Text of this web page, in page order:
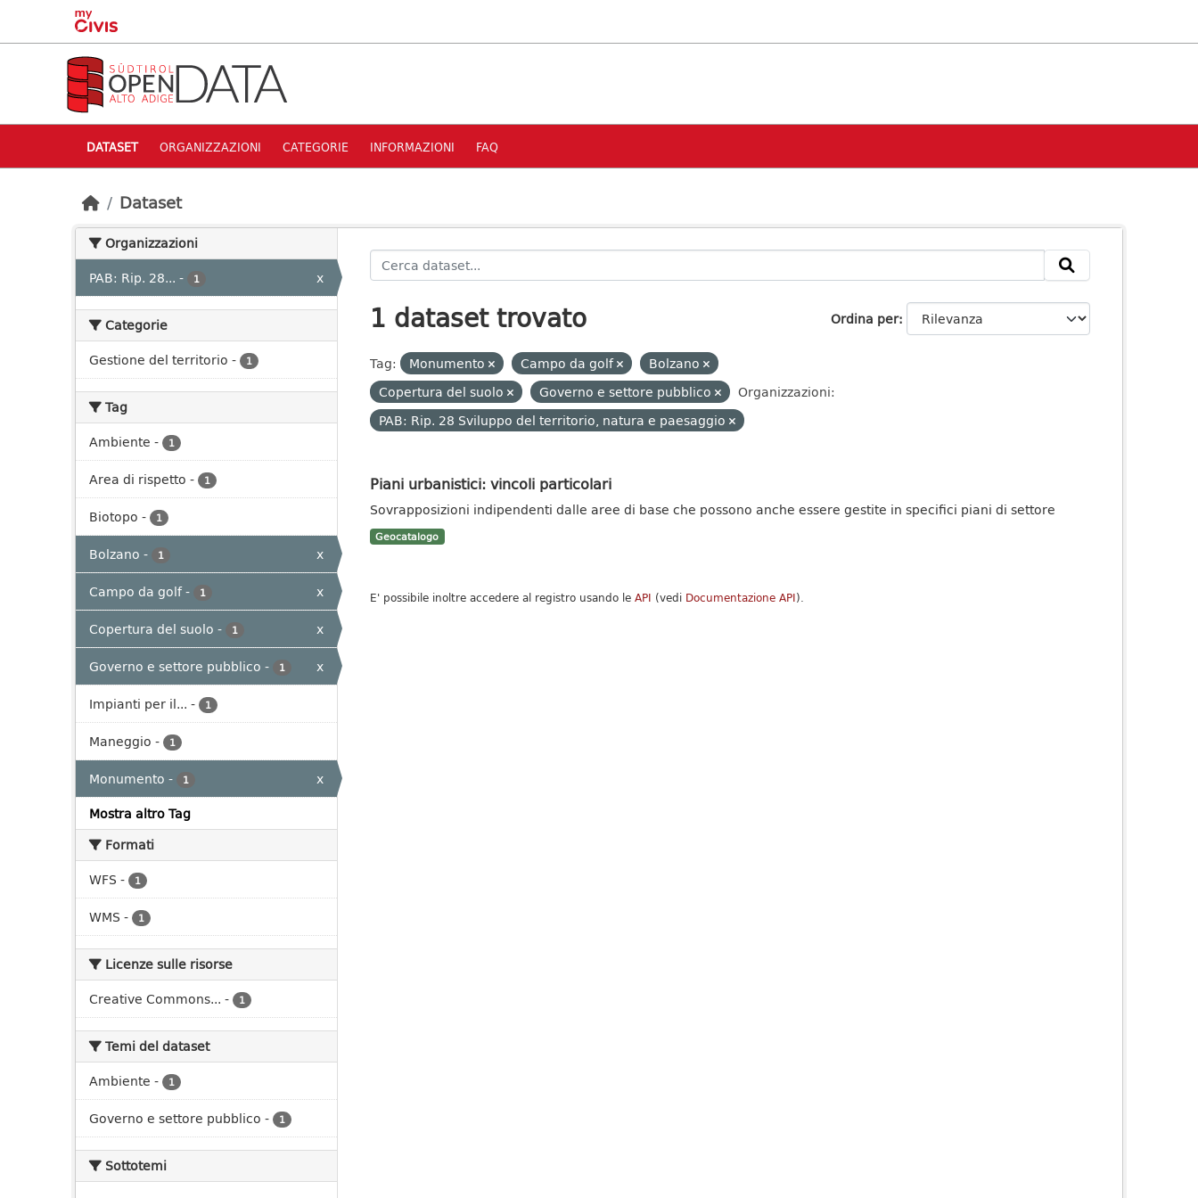
Skip to main content
DATASET ORGANIZZAZIONI CATEGORIE INFORMAZIONI FAQ
Dataset
Organizzazioni
PAB: Rip. 28... - 1 x
Categorie
Gestione del territorio - 1
Tag
Ambiente - 1
Area di rispetto - 1
Biotopo - 1
Bolzano - 1
x
Campo da golf- 1
x
Copertura del suolo - 1
x
Governo e settore pubblico - 1
x
Impianti per il... - 1
Maneggio - 1
Monumento - 1
x
Mostra altro Tag
Formati
WFS - 1
WMS - 1
Licenze sulle risorse
Creative Commons... - 1
Temi del dataset
Ambiente - 1
Governo e settore pubblico - 1
Sottotemi
Ordina per
1 dataset trovato
Tag: Monumento Campo da golf
Bolzano
Copertura del suolo
Governo e settore pubblico
Organizzazioni:
PAB: Rip. 28 Sviluppo del territorio, natura e paesaggio
Piani urbanistici: vincoli particolari
Sovrapposizioni indipendenti dalle aree di base che possono anche essere gestite in specifici piani di settore
Geocatalogo
E' possibile inoltre accedere al registro usando le API (vedi Documentazione API).